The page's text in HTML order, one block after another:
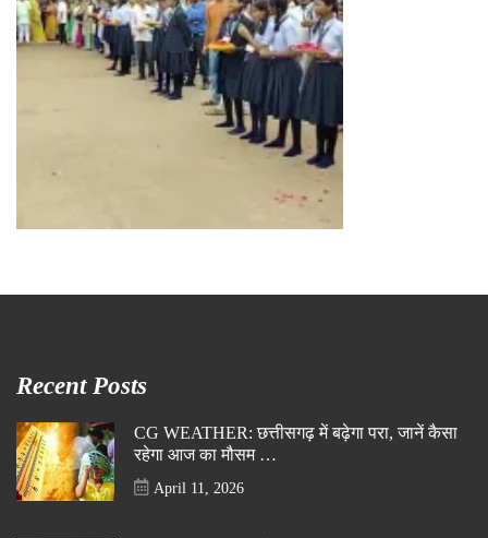
Recent Posts
CG WEATHER: छत्तीसगढ़ में बढ़ेगा परा, जानें कैसा
रहेगा आज का मौसम …
April 11, 2026